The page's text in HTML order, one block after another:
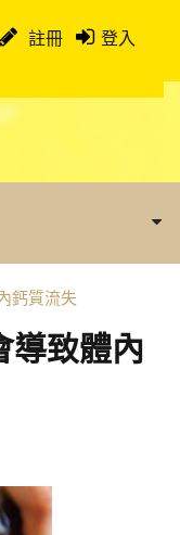
註冊 登入
鈣質流失
導致體內